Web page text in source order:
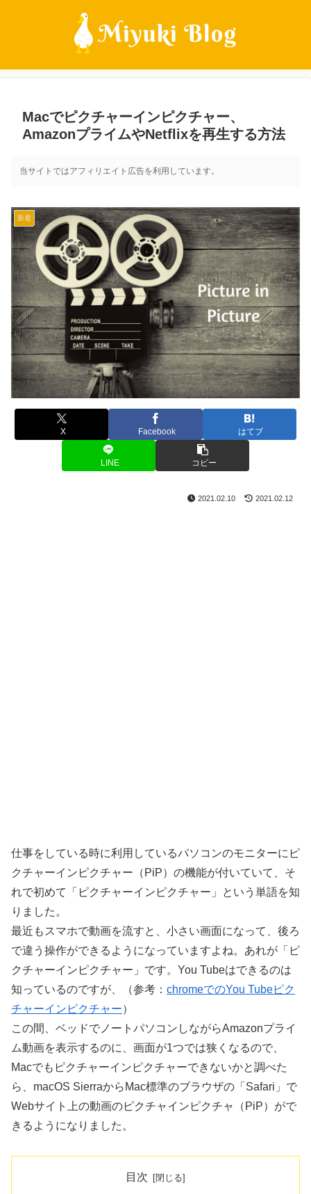
Macでピクチャーインピクチャー、
AmazonプライムやNetflixを再生する方法
当サイトではアフィリエイト広告を利用しています。
新着
X Facebook はてブ
LINE コピー
2021.02.10 2021.02.12
仕事をしている時に利用しているパソコンのモニターにピ
クチャーインピクチャー（PiP）の機能が付いていて、そ
れで初めて「ピクチャーインピクチャー」という単語を知
りました。
最近もスマホで動画を流すと、小さい画面になって、後ろ
で違う操作ができるようになっていますよね。あれが「ピ
クチャーインピクチャー」です。You Tubeはできるのは
知っているのですが、（参考： chromeでのYou Tubeピク
チャーインピクチャー）
この間、ベッドでノートパソコンしながらAmazonプライ
ム動画を表示するのに、画面が1つでは狭くなるので、
Macでもピクチャーインピクチャーできないかと調べた
ら、macOS SierraからMac標準のブラウザの「Safari」で
Webサイト上の動画のピクチャインピクチャ（PiP）がで
きるようになりました。
目次